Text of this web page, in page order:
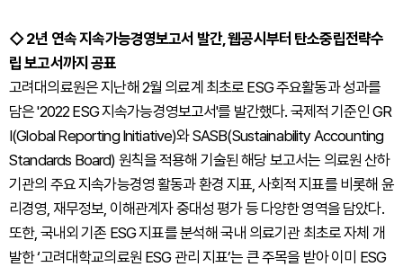
◇ 2년 연속 지속가능경영보고서 발간, 웹공시부터 탄소중립전략수
립 보고서까지 공표
고려대의료원은 지난해 2월 의료계 최초로 ESG 주요활동과 성과를
담은 '2022 ESG 지속가능경영보고서'를 발간했다. 국제적 기준인 GR
I(Global Reporting Initiative)와 SASB(Sustainability Accounting
Standards Board) 원칙을 적용해 기술된 해당 보고서는 의료원 산하
기관의 주요 지속가능경영 활동과 환경 지표, 사회적 지표를 비롯해 윤
리경영, 재무정보, 이해관계자 중대성 평가 등 다양한 영역을 담았다.
또한, 국내외 기존 ESG 지표를 분석해 국내 의료기관 최초로 자체 개
발한 ‘고려대학교의료원 ESG 관리 지표’는 큰 주목을 받아 이미 ESG